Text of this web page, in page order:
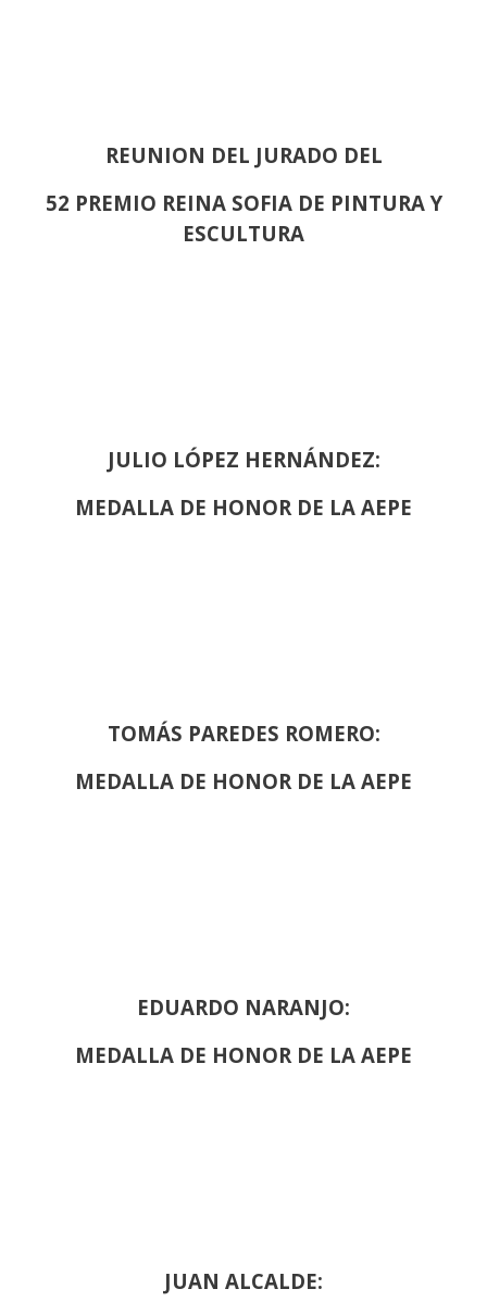
REUNION DEL JURADO DEL
52 PREMIO REINA SOFIA DE PINTURA Y
ESCULTURA
JULIO LÓPEZ HERNÁNDEZ:
MEDALLA DE HONOR DE LA AEPE
TOMÁS PAREDES ROMERO:
MEDALLA DE HONOR DE LA AEPE
EDUARDO NARANJO:
MEDALLA DE HONOR DE LA AEPE
JUAN ALCALDE: